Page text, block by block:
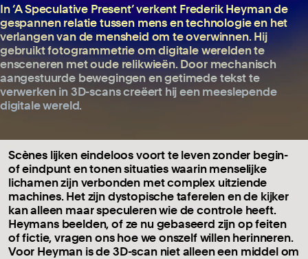
In ‘A Speculative Present’ verkent Frederik Heyman de
gespannen relatie tussen mens en technologie en het
verlangen van de mensheid om te overwinnen. Hij
gebruikt fotogrammetrie om digitale werelden te
ensceneren met oude relikwieën. Door mechanisch
aangestuurde bewegingen en getimede tekst te
verwerken in 3D-scans creëert hij een meeslepende
digitale wereld.
Scènes lijken eindeloos voort te leven zonder begin-
of eindpunt en tonen situaties waarin menselijke
lichamen zijn verbonden met complex uitziende
machines. Het zijn dystopische taferelen en de kijker
kan alleen maar speculeren wie de controle heeft.
Heymans beelden, of ze nu gebaseerd zijn op feiten
of fictie, vragen ons hoe we onszelf willen herinneren.
Voor Heyman is de 3D-scan niet alleen een middel om